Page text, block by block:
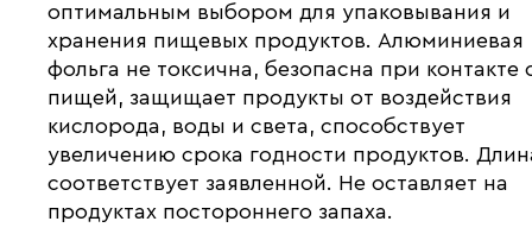
оптимальным выбором для упаковывания и
хранения пищевых продуктов. Алюминиевая
фольга не токсична, безопасна при контакте
пищей, защищает продукты от воздействия
кислорода, воды и света, способствует
увеличению срока годности продуктов.
соответствует заявленной. Не оставляет на
продуктах постороннего запаха.